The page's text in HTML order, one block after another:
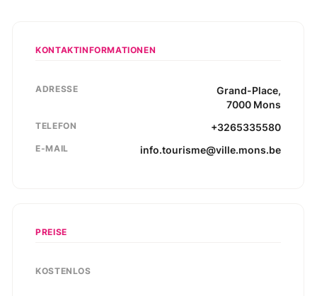
KONTAKTINFORMATIONEN
ADRESSE Grand-Place,
7000 Mons
TELEFON +3265335580
E-MAIL info.tourisme@ville.mons.be
PREISE
KOSTENLOS